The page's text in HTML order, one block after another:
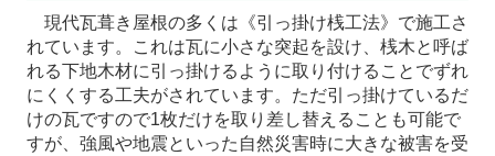
現代瓦葺き屋根の多くは《引っ掛け桟工法》で施工さ
れています。これは瓦に小さな突起を設け、桟木と呼ば
れる下地木材に引っ掛けるように取り付けることでずれ
にくくする工夫がされています。ただ引っ掛けているだ
けの瓦ですので1枚だけを取り差し替えることも可能で
すが、強風や地震といった自然災害時に大きな被害を受